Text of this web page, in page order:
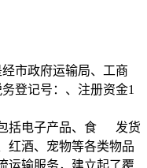
市政府运输局、工商
登记号：、注册资金1
发货
括电子产品、食
红酒、宠物等各类物品
运输服务，建立起了覆